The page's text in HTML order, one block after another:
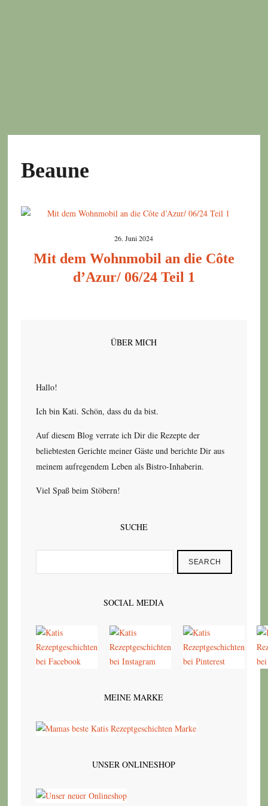
Beaune
26. Juni 2024
Mit dem Wohnmobil an die Côte
d’Azur/ 06/24 Teil 1
ÜBER MICH
Hallo!
Ich bin Kati. Schön, dass du da bist.
Auf diesem Blog verrate ich Dir die Rezepte der
beliebtesten Gerichte meiner Gäste und berichte Dir aus
meinem aufregendem Leben als Bistro-Inhaberin.
Viel Spaß beim Stöbern!
SUCHE
SEARCH
SOCIAL MEDIA
MEINE MARKE
UNSER ONLINESHOP